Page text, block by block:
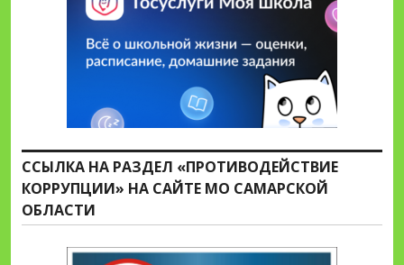
ССЫЛКА НА РАЗДЕЛ «ПРОТИВОДЕЙСТВИЕ
КОРРУПЦИИ» НА САЙТЕ МО САМАРСКОЙ
ОБЛАСТИ